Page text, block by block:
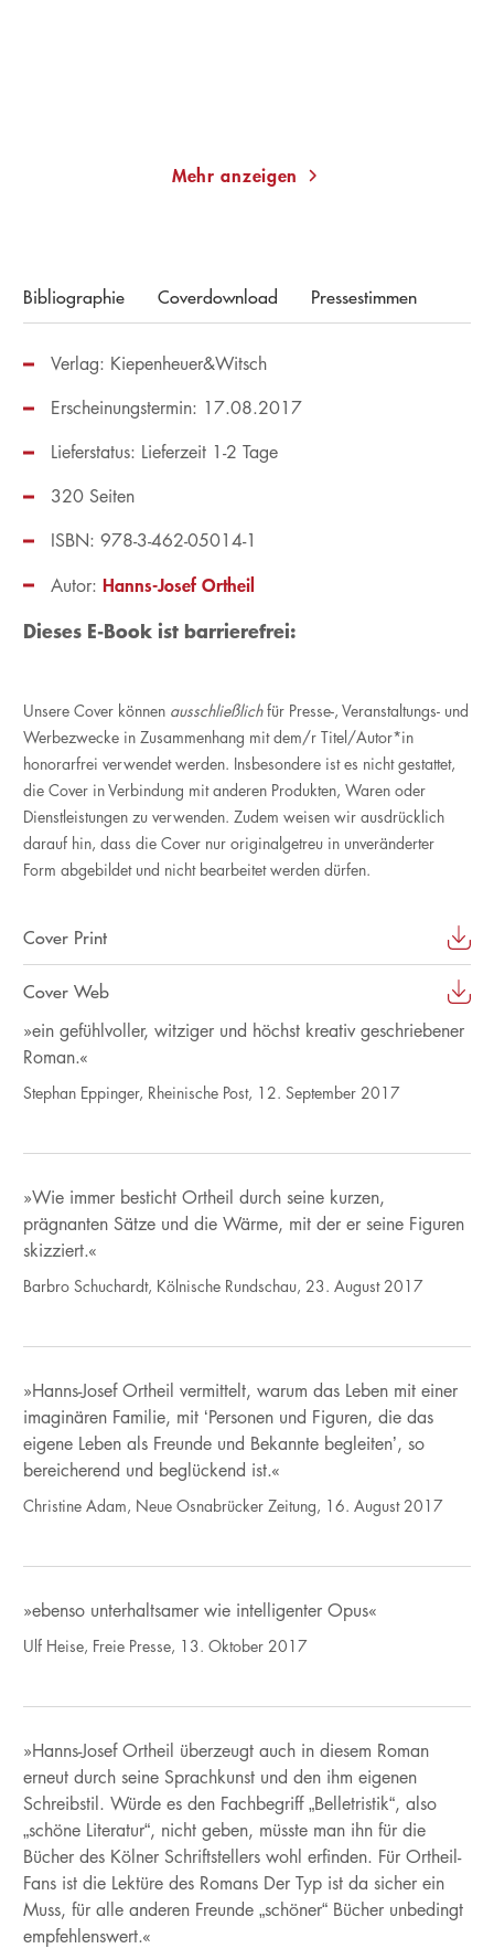
Mehr anzeigen
Bibliographie Coverdownload Pressestimmen
Verlag: Kiepenheuer&Witsch
Erscheinungstermin: 17.08.2017
Lieferstatus: Lieferzeit 1-2 Tage
ISBN: 978-3-462-05014-1
320 Seiten
Autor: Hanns-Josef Ortheil
Dieses E-Book ist barrierefrei:
Unsere Cover können ausschließlichfür Presse-, Veranstaltungs- und
Werbezwecke in Zusammenhang mit dem/r Titel/Autor*in
honorarfrei verwendet werden. Insbesondere ist es nicht gestattet,
die Cover in Verbindung mit anderen Produkten, Waren oder
Dienstleistungen zu verwenden. Zudem weisen wir ausdrücklich
darauf hin, dass die Cover nur originalgetreu in unveränderter
Form abgebildet und nicht bearbeitet werden dürfen.
Cover Print
Cover Web
»ein gefühlvoller, witziger und höchst kreativ geschriebener
Roman.«
Stephan Eppinger, Rheinische Post, 12. September 2017
»Wie immer besticht Ortheil durch seine kurzen,
prägnanten Sätze und die Wärme, mit der er seine Figuren
skizziert.«
Barbro Schuchardt, Kölnische Rundschau, 23. August 2017
»Hanns-Josef Ortheil vermittelt, warum das Leben mit einer
imaginären Familie, mit ‘Personen und Figuren, die das
eigene Leben als Freunde und Bekannte begleiten’, so
bereicherend und beglückend ist.«
Christine Adam, Neue Osnabrücker Zeitung, 16. August 2017
»ebenso unterhaltsamer wie intelligenter Opus«
Ulf Heise, Freie Presse, 13. Oktober 2017
»Hanns-Josef Ortheil überzeugt auch in diesem Roman
erneut durch seine Sprachkunst und den ihm eigenen
Schreibstil. Würde es den Fachbegriff „Belletristik“, also
„schöne Literatur“, nicht geben, müsste man ihn für die
Bücher des Kölner Schriftstellers wohl erfinden. Für Ortheil-
Fans ist die Lektüre des Romans Der Typ ist da sicher ein
Muss, für alle anderen Freunde „schöner“ Bücher unbedingt
empfehlenswert.«